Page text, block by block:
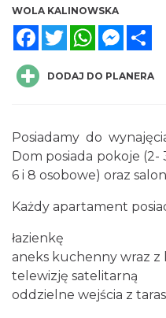
WOLA KALINOWSKA
FacebookTwitterWhatsApp
DODAJ DO PLANERA
Posiadamy do
Dom posiada pokoje (2-
6 i 8 osobowe) oraz
Każdy apartament
łazienkę
aneks kuchenny wraz z
telewizję satelitarną
oddzielne wejścia z